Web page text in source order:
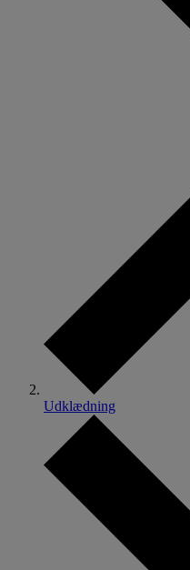
Udklædning